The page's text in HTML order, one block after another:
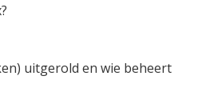
uitgerold en wie beheert